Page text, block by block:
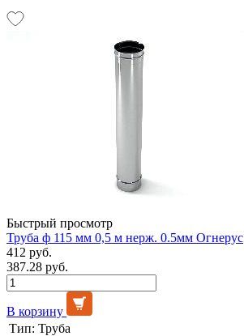
Быстрый просмотр
Труба ф 115 мм 0,5 м нерж. 0.5мм Огнерус
412 руб.
387.28 руб.
В корзину
Тип: Труба